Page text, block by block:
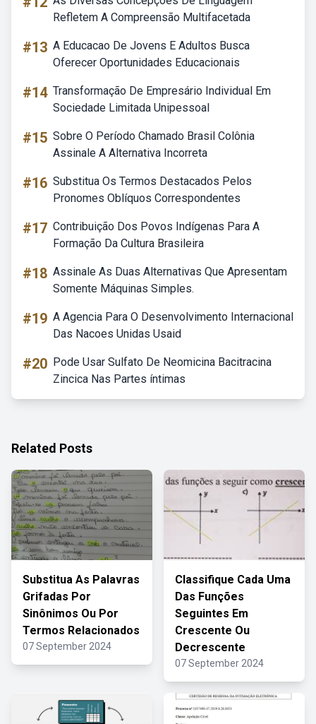
Refletem A Compreensão Multifacetada
#13 A Educacao De Jovens E Adultos Busca
Oferecer Oportunidades Educacionais
#14 Transformação De Empresário Individual Em
Sociedade Limitada Unipessoal
#15 Sobre O Período Chamado Brasil Colônia
Assinale A Alternativa Incorreta
#16 Substitua Os Termos Destacados Pelos
Pronomes Oblíquos Correspondentes
#17 Contribuição Dos Povos Indígenas Para A
Formação Da Cultura Brasileira
#18 Assinale As Duas Alternativas Que Apresentam
Somente Máquinas Simples.
#19 A Agencia Para O Desenvolvimento Internacional
Das Nacoes Unidas Usaid
#20 Pode Usar Sulfato De Neomicina Bacitracina
Zincica Nas Partes íntimas
Related Posts
Substitua As Palavras
Grifadas Por
Sinônimos Ou Por
Termos Relacionados
07 September 2024
Classifique Cada Uma
Das Funções
Seguintes Em
Crescente Ou
Decrescente
07 September 2024